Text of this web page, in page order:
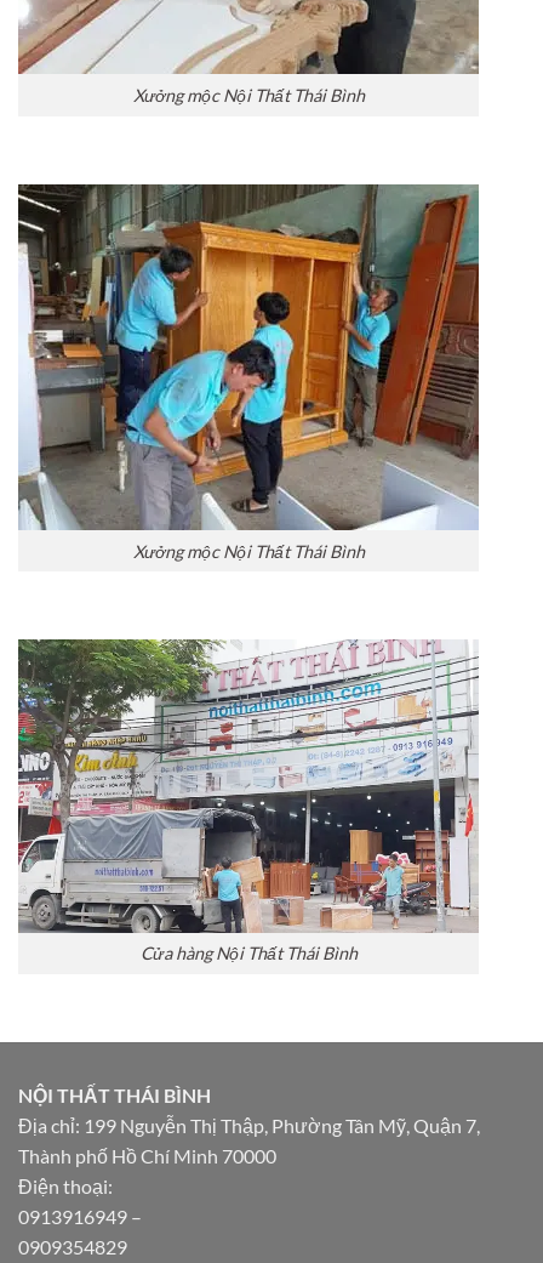
Xưởng mộc Nội Thất Thái Bình
Xưởng mộc Nội Thất Thái Bình
Cửa hàng Nội Thất Thái Bình
NỘI THẤT THÁI BÌNH
Địa chỉ: 199 Nguyễn Thị Thập, Phường Tân Mỹ, Quận 7,
Thành phố Hồ Chí Minh 70000
Điện thoại:
0913916949 –
0909354829